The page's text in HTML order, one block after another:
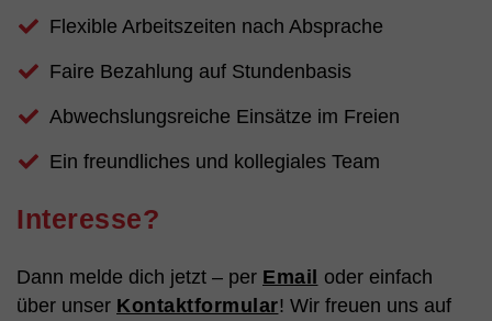
Flexible Arbeitszeiten nach Absprache
Faire Bezahlung auf Stundenbasis
Abwechslungsreiche Einsätze im Freien
Ein freundliches und kollegiales Team
Interesse?
Dann melde dich jetzt – per Email oder einfach
über unser Kontaktformular! Wir freuen uns auf